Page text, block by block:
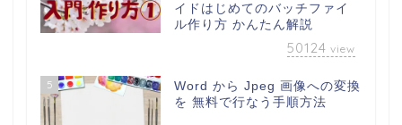
イドはじめてのバッチファイ
ル作り方 かんたん解説
50124 view
5
Word から Jpeg 画像への変換
を 無料で行なう手順方法